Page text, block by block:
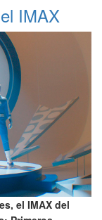
IMAX
el IMAX del